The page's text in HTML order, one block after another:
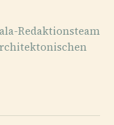
Redaktionsteam